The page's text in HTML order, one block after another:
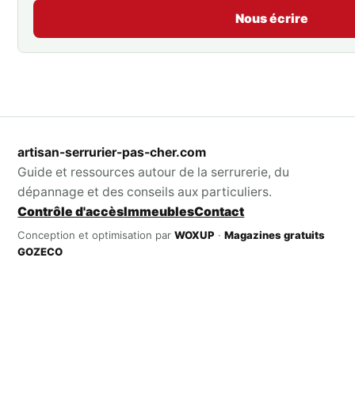
Nous écrire
artisan-serrurier-pas-cher.com
Guide et ressources autour de la serrurerie, du
dépannage et des conseils aux particuliers.
Contrôle d'accèsImmeublesContact
Conception et optimisation parWOXUP · Magazines gratuits
GOZECO